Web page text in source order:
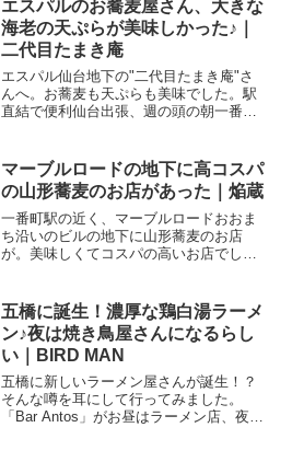
えておりません．．．会...
エスパルのお蕎麦屋さん、大きな
海老の天ぷらが美味しかった♪｜
二代目たまき庵
エスパル仙台地下の"二代目たまき庵"さ
んへ。お蕎麦も天ぷらも美味でした。駅
直結で便利仙台出張、週の頭の朝一番に
新幹線を降りてそのまま駅近くで夕食を
取る！と心に決めて新幹...
マーブルロードの地下に高コスパ
の山形蕎麦のお店があった｜焔蔵
一番町駅の近く、マーブルロードおおま
ち沿いのビルの地下に山形蕎麦のお店
が。美味しくてコスパの高いお店でした
はなくて仙台で過ごしていました。お引
越し当日までもう10日を...
五橋に誕生！濃厚な鶏白湯ラーメ
ン♪夜は焼き鳥屋さんになるらし
い｜BIRD MAN
五橋に新しいラーメン屋さんが誕生！？
そんな噂を耳にして行ってみました。
「Bar Antos」がお昼はラーメン店、夜は